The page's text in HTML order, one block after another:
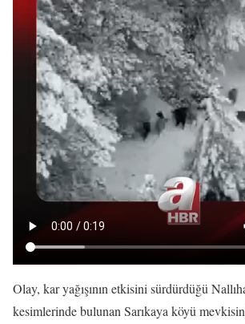
Olay, kar yağışının etkisini sürdürdüğü
kesimlerinde bulunan Sarıkaya köyü